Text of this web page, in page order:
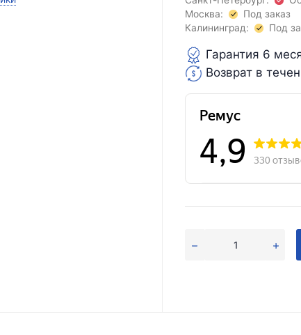
Москва:
Под заказ
Калининград:
Под
Гарантия 6
Возврат в